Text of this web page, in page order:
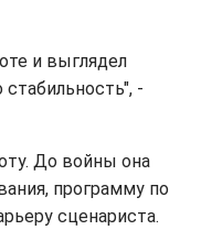
и выглядел
-
До войны она
программу по
сценариста.